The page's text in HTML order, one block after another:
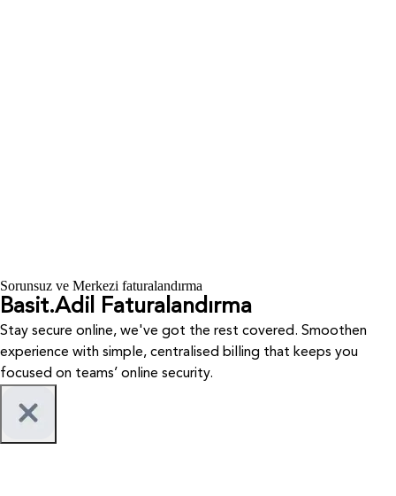
Sorunsuz ve Merkezi faturalandırma
Basit.Adil Faturalandırma
Stay secure online, we've got the rest covered. Smoothen
experience with simple, centralised billing that keeps you
focused on teams’ online security.